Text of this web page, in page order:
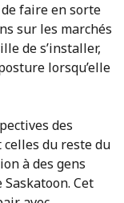
faire en sorte
sur les marchés
de s’installer,
lorsqu’elle
des
du reste du
à des gens
Saskatoon. Cet